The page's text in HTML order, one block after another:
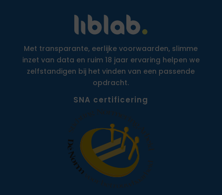
Met transparante, eerlijke voorwaarden, slimme
inzet van data en ruim 18 jaar ervaring helpen we
zelfstandigen bij het vinden van een passende
opdracht.
SNA certificering